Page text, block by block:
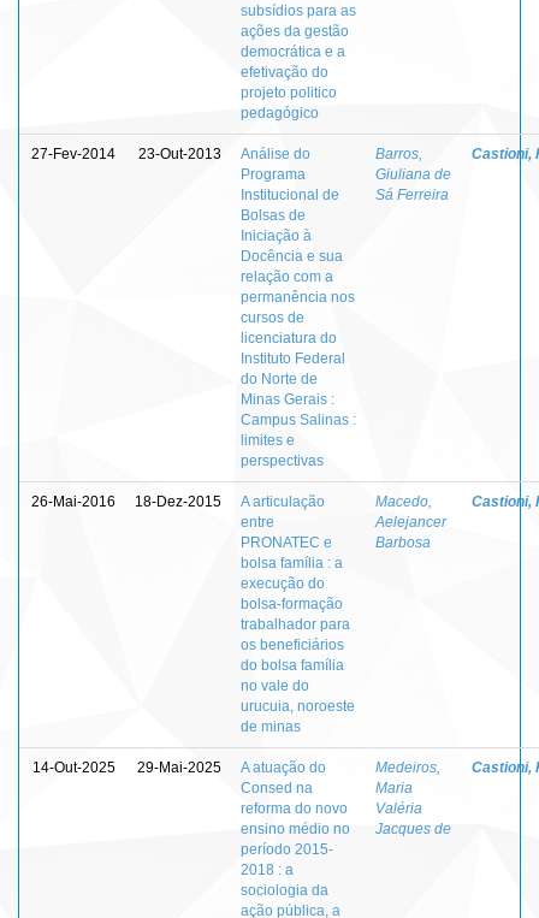
subsídios para as
ações da gestão
democrática e a
efetivação do
projeto politico
pedagógico
27-Fev-2014 23-Out-2013
Análise do
Programa
Institucional de
Bolsas de
Iniciação à
Docência e sua
relação com a
permanência nos
cursos de
licenciatura do
Instituto Federal
do Norte de
Minas Gerais :
Campus Salinas :
limites e
perspectivas
Barros,
Giuliana de
Sá Ferreira
Castioni,
26-Mai-2016 18-Dez-2015
A articulação
entre
PRONATEC e
bolsa família : a
execução do
bolsa-formação
trabalhador para
os beneficiários
do bolsa família
no vale do
urucuia, noroeste
de minas
Macedo,
Aelejancer
Barbosa
Castioni,
14-Out-2025 29-Mai-2025
A atuação do
Consed na
reforma do novo
ensino médio no
período 2015-
2018 : a
sociologia da
ação pública, a
Medeiros,
Maria
Valéria
Jacques de
Castioni,